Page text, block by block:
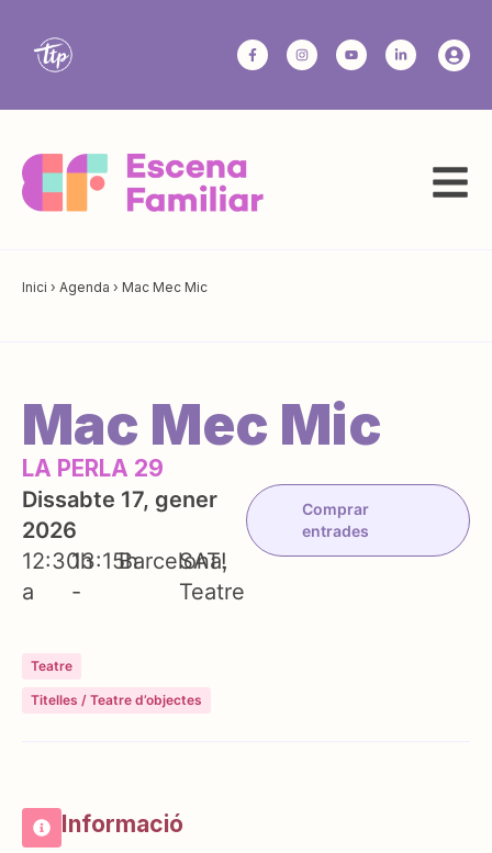
Inici › Agenda › Mac Mec Mic
Mac Mec Mic
LA PERLA 29
Dissabte 17, gener
2026
12:30h
a
13:15h
-
Barcelona
SAT!
Teatre
Teatre
Titelles / Teatre d’objectes
Comprar
entrades
Informació